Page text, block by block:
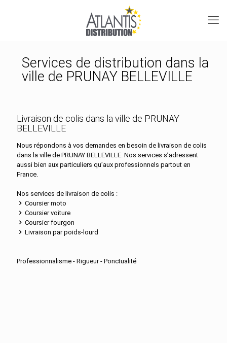
Services de distribution dans la
ville de PRUNAY BELLEVILLE
Livraison de colis dans la ville de PRUNAY
BELLEVILLE
Nous répondons à vos demandes en besoin de livraison de colis
dans la ville de PRUNAY BELLEVILLE. Nos services s’adressent
aussi bien aux particuliers qu’aux professionnels partout en
France.
Nos services de livraison de colis :
Coursier moto
Coursier voiture
Coursier fourgon
Livraison par poids-lourd
Professionnalisme - Rigueur - Ponctualité